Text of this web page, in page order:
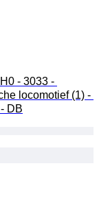
- 3033 -
locomotief (1) -
DB